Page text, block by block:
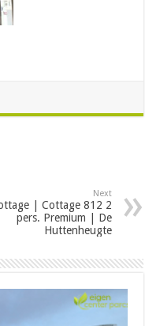
Next
| Cottage 812 2
pers. Premium | De
Huttenheugte